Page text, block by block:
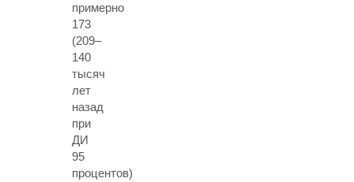
примерно
173
(209–
140
тысяч
лет
назад
при
ДИ
95
процентов)